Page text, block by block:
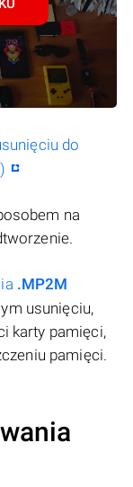
do
na
.MP2M
usunięciu,
karty pamięci,
pamięci.